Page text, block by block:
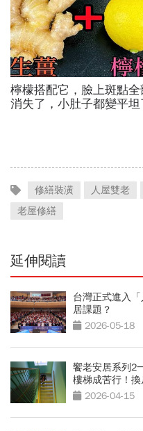
檸檬搭配它，臉上斑點全
消失了，小肚子都變平坦
修繕裝潢 人屋雙老
老屋修繕
延伸閱讀
台灣正式進入
居課題？
2026-05-18
饗老安居系列2
樓梯成苦行！
2026-04-15